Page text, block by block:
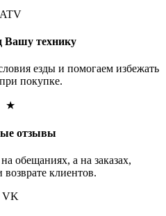
ATV
Вашу технику
езды и помогаем избежать
покупке.
★
отзывы
обещаниях, а на заказах,
возврате клиентов.
VK